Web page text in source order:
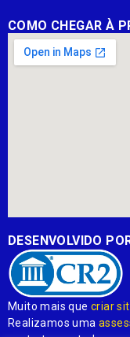
COMO CHEGAR À
DESENVOLVIDO
Muito mais quecriar
Realizamos uma